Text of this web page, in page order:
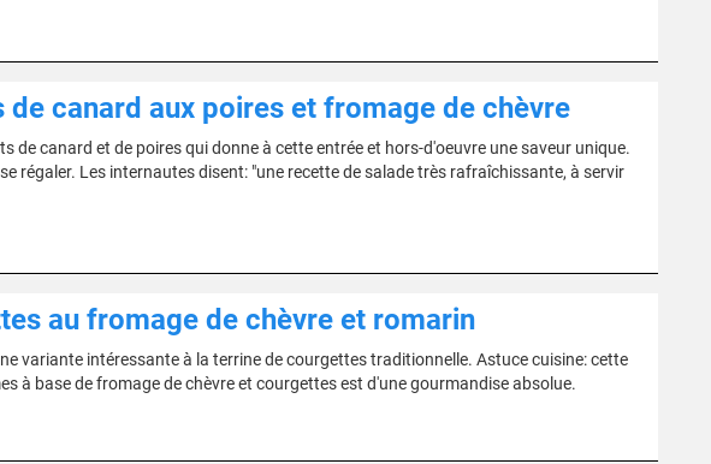
de canard aux poires et fromage de chèvre
de canard et de poires qui donne à cette entrée et hors-d'oeuvre une saveur unique.
régaler. Les internautes disent: "une recette de salade très rafraîchissante, à servir
au fromage de chèvre et romarin
variante intéressante à la terrine de courgettes traditionnelle. Astuce cuisine: cette
à base de fromage de chèvre et courgettes est d'une gourmandise absolue.